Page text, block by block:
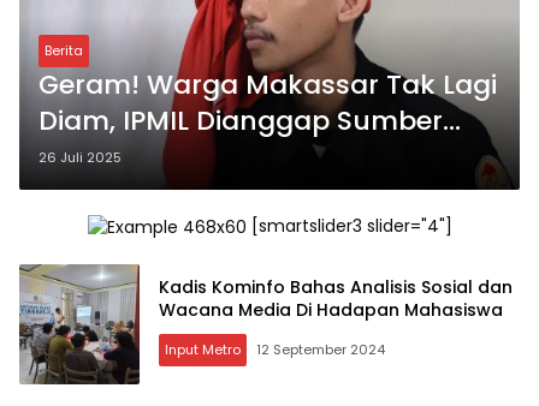
Berita
Geram! Warga Makassar Tak Lagi
Diam, IPMIL Dianggap Sumber
dan Pemicu Konflik
26 Juli 2025
[smartslider3 slider="4"]
Kadis Kominfo Bahas Analisis Sosial dan
Wacana Media Di Hadapan Mahasiswa
Input Metro 12 September 2024